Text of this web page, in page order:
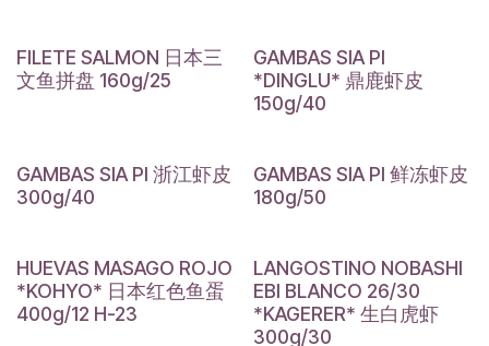
FILETE SALMON 日本三
文鱼拼盘 160g/25
GAMBAS SIA PI
*DINGLU* 鼎鹿虾皮
150g/40
GAMBAS SIA PI 浙江虾皮
300g/40
GAMBAS SIA PI 鲜冻虾皮
180g/50
HUEVAS MASAGO ROJO
*KOHYO* 日本红色鱼蛋
400g/12 H-23
LANGOSTINO NOBASHI
EBI BLANCO 26/30
*KAGERER* 生白虎虾
300g/30